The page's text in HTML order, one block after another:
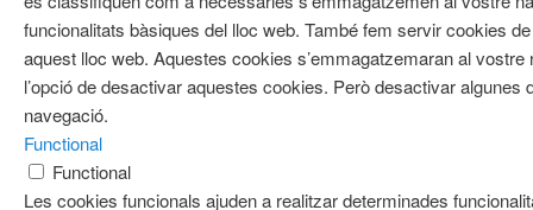
funcionalitats bàsiques del lloc web. També fem servir cookies
aquest lloc web. Aquestes cookies s’emmagatzemaran al
l’opció de desactivar aquestes cookies. Però desactivar
navegació.
Functional
Functional
Les cookies funcionals ajuden a realitzar determinades